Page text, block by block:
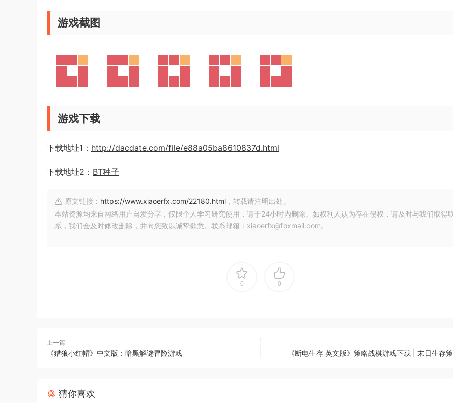
游戏截图
游戏下载
下载地址1： http://dacdate.com/file/e88a05ba8610837d.html
下载地址2： BT种子
原文链接： https://www.xiaoerfx.com/22180.html ，转载请注明出处。
本站资源均来自网络用户自发分享，仅限个人学习研究使用，请于24小时内删除。如权利人认为存在侵权，请及时与我们取得
系，我们会及时修改删除，并向您致以诚挚歉意。联系邮箱：xiaoerfx@foxmail.com。
0 0
上一篇
《猎狼小红帽》中文版：暗黑解谜冒险游戏 《断电生存 英文版》策略战棋游戏下载 | 末日生存
猜你喜欢